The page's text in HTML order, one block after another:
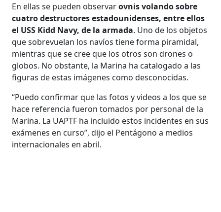
En ellas se pueden observarovnis volando sobre
cuatro destructores estadounidenses, entre ellos
el USS Kidd Navy, de la armada. Uno de los objetos
que sobrevuelan los navíos tiene forma piramidal,
mientras que se cree que los otros son drones o
globos. No obstante, la Marina ha catalogado a las
figuras de estas imágenes como desconocidas.
“Puedo confirmar que las fotos y videos a los que se
hace referencia fueron tomados por personal de la
Marina. La UAPTF ha incluido estos incidentes en sus
exámenes en curso”, dijo el Pentágono a medios
internacionales en abril.